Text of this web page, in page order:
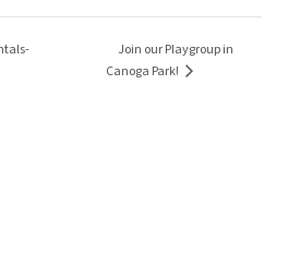
Join our Playgroup in
Canoga Park!